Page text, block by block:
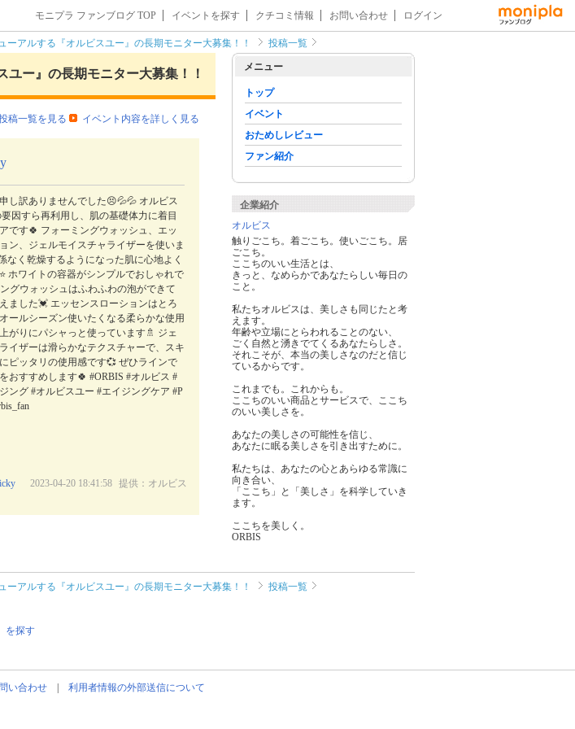
モニプラ ファンブログ TOP イベントを探す クチコミ情報 お問い合わせ ログイン
ーアルする『オルビスユー』の長期モニター大募集！！ 投稿一覧
ユー』の長期モニター大募集！！
稿一覧を見る イベント内容を詳しく見る
し訳ありませんでした😣💦💦 オルビス
因すら再利用し、肌の基礎体力に着目
です🍀 フォーミングウォッシュ、エッ
ン、ジェルモイスチャライザーを使いま
なく乾燥するようになった肌に心地よく
ホワイトの容器がシンプルでおしゃれで
グウォッシュはふわふわの泡ができて
ました💓 エッセンスローションはとろ
ールシーズン使いたくなる柔らかな使用
がりにパシャっと使っています🚿 ジェ
イザーは滑らかなテクスチャーで、スキ
ピッタリの使用感です💞 ぜひラインで
おすすめします🍀 #ORBIS #オルビス #
ング #オルビスユー #エイジングケア #P
2023-04-20 18:41:58 提供：オルビス
メニュー
トップ
イベント
おためしレビュー
ファン紹介
企業紹介
オルビス
触りごこち。着ごこち。使いごこち。居
ごこち。
ここちのいい生活とは、
きっと、なめらかであなたらしい毎日の
こと。
私たちオルビスは、美しさも同じたと考
えます。
年齢や立場にとらわれることのない、
ごく自然と湧きでてくるあなたらしさ。
それこそが、本当の美しさなのだと信じ
ているからです。
これまでも。これからも。
ここちのいい商品とサービスで、ここち
のいい美しさを。
あなたの美しさの可能性を信じ、
あなたに眠る美しさを引き出すために。
私たちは、あなたの心とあらゆる常識に
向き合い、
「ここち」と「美しさ」を科学していき
ます。
ここちを美しく。
ORBIS
ーアルする『オルビスユー』の長期モニター大募集！！ 投稿一覧
を探す
い合わせ 利用者情報の外部送信について